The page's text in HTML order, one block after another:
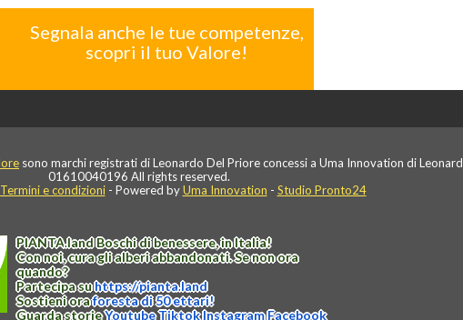
Segnala anche le tue competenze,
scopri il tuo Valore!
sono marchi registrati di Leonardo Del Priore concessi a Uma Innovation di
01610040196 All rights reserved.
e condizioni- Powered byUma Innovation - Studio Pronto24
PIANTA.landBoschi di benessere, in Italia!
Con noi, cura gli alberi abbandonati. Se non ora
quando?
Partecipa suhttps://pianta.land
Sostieni oraforesta di 50 ettari!
Guarda storieYoutubeTiktokInstagramFacebook